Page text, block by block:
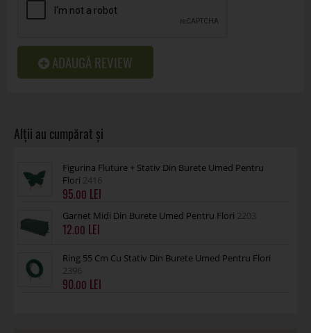
ADAUGĂ REVIEW
Figurina Fluture + Stativ Din Burete Umed Pentru
Flori 2416
95.00
Garnet Midi Din Burete Umed Pentru Flori 2203
12.00
Ring 55 Cm Cu Stativ Din Burete Umed Pentru Flori
2396
90.00